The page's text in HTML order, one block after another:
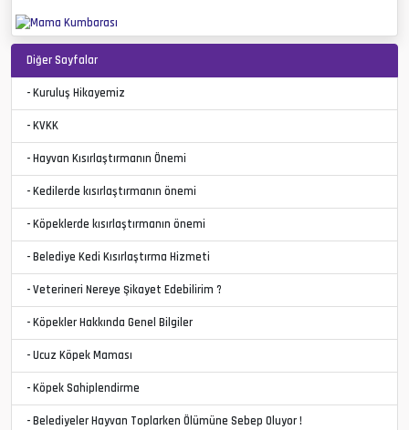
Diğer Sayfalar
- Kuruluş Hikayemiz
- KVKK
- Hayvan Kısırlaştırmanın Önemi
- Kedilerde kısırlaştırmanın önemi
- Köpeklerde kısırlaştırmanın önemi
- Belediye Kedi Kısırlaştırma Hizmeti
- Veterineri Nereye Şikayet Edebilirim ?
- Köpekler Hakkında Genel Bilgiler
- Ucuz Köpek Maması
- Köpek Sahiplendirme
- Belediyeler Hayvan Toplarken Ölümüne Sebep Oluyor !